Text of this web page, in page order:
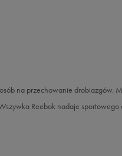
na przechowanie drobiazgów.
Reebok nadaje sportowego